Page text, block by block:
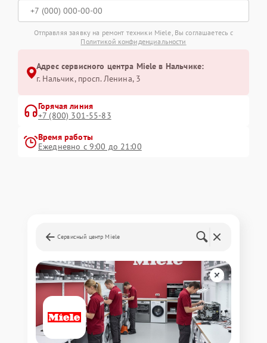
Отправляя заявку на ремонт техники Miele, Вы соглашаетесь с
Политикой конфиденциальности
Адрес сервисного центра Miele в Нальчике:
г. Нальчик, просп. Ленина, 3
Горячая линия
+7 (800) 301-55-83
Время работы
Ежедневно с 9:00 до 21:00
Сервисный центр Miele